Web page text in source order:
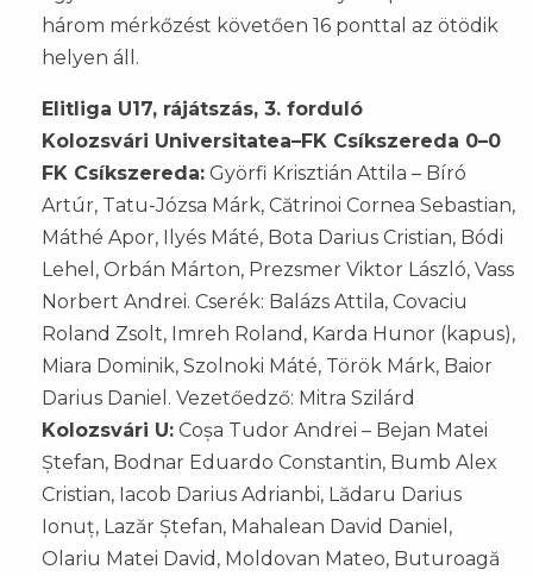
három mérkőzést követően 16 ponttal az ötödik
helyen áll.
Elitliga U17, rájátszás, 3. forduló
Kolozsvári Universitatea–FK Csíkszereda 0–0
FK Csíkszereda: Györfi Krisztián Attila – Bíró
Artúr, Tatu-Józsa Márk, Cătrinoi Cornea Sebastian,
Máthé Apor, Ilyés Máté, Bota Darius Cristian, Bódi
Lehel, Orbán Márton, Prezsmer Viktor László, Vass
Norbert Andrei. Cserék: Balázs Attila, Covaciu
Roland Zsolt, Imreh Roland, Karda Hunor (kapus),
Miara Dominik, Szolnoki Máté, Török Márk, Baior
Darius Daniel. Vezetőedző: Mitra Szilárd
Kolozsvári U: Coșa Tudor Andrei – Bejan Matei
Ștefan, Bodnar Eduardo Constantin, Bumb Alex
Cristian, Iacob Darius Adrianbi, Lădaru Darius
Ionuț, Lazăr Ștefan, Mahalean David Daniel,
Olariu Matei David, Moldovan Mateo, Buturoagă